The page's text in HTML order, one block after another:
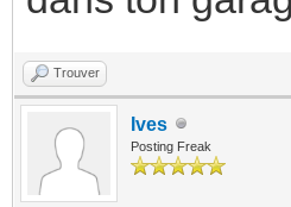
Trouver
Ives
Posting Freak